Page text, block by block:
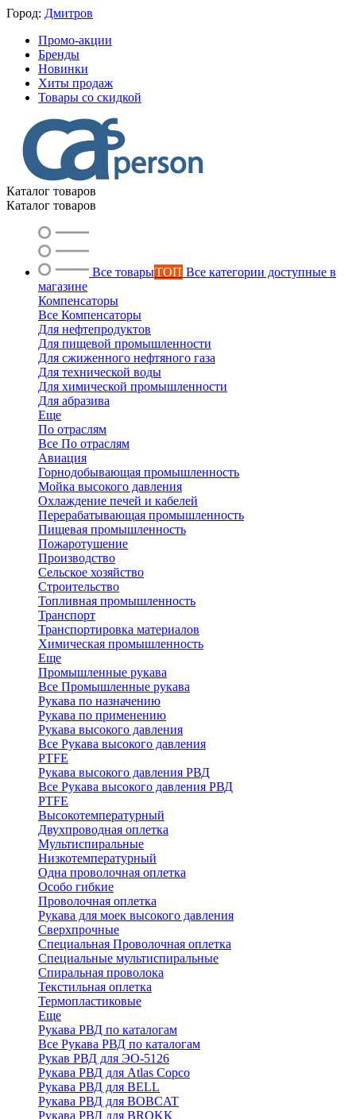
Город: Дмитров
Промо-акции
Бренды
Новинки
Хиты продаж
Товары со скидкой
Каталог товаров
Каталог товаров
Все товарыТОП Все категории доступные в
магазине
Компенсаторы
Все Компенсаторы
Для нефтепродуктов
Для пищевой промышленности
Для сжиженного нефтяного газа
Для технической воды
Для химической промышленности
Для абразива
Еще
По отраслям
Все По отраслям
Авиация
Горнодобывающая промышленность
Мойка высокого давления
Охлаждение печей и кабелей
Перерабатывающая промышленность
Пищевая промышленность
Пожаротушение
Производство
Сельское хозяйство
Строительство
Топливная промышленность
Транспорт
Транспортировка материалов
Химическая промышленность
Еще
Промышленные рукава
Все Промышленные рукава
Рукава по назначению
Рукава по применению
Рукава высокого давления
Все Рукава высокого давления
PTFE
Рукава высокого давления РВД
Все Рукава высокого давления РВД
PTFE
Высокотемпературный
Двухпроводная оплетка
Мультиспиральные
Низкотемпературный
Одна проволочная оплетка
Особо гибкие
Проволочная оплетка
Рукава для моек высокого давления
Сверхпрочные
Специальная Проволочная оплетка
Специальные мультиспиральные
Спиральная проволока
Текстильная оплетка
Термопластиковые
Еще
Рукава РВД по каталогам
Все Рукава РВД по каталогам
Рукав РВД для ЭО-5126
Рукава РВД для Atlas Copco
Рукава РВД для BELL
Рукава РВД для BOBCAT
Рукава РВД для BROKK